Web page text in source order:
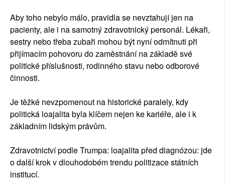
Aby toho nebylo málo, pravidla se nevztahují jen na
pacienty, ale i na samotný zdravotnický personál. Lékaři,
sestry nebo třeba zubaři mohou být nyní odmítnuti při
přijímacím pohovoru do zaměstnání na základě své
politické příslušnosti, rodinného stavu nebo odborové
činnosti.
Je těžké nevzpomenout na historické paralely, kdy
politická loajalita byla klíčem nejen ke kariéře, ale i k
základním lidským právům.
Zdravotnictví podle Trumpa: loajalita před diagnózou: jde
o další krok v dlouhodobém trendu politizace státních
institucí.